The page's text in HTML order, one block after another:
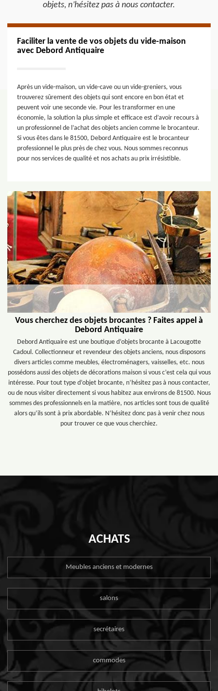
objets, n’hésitez pas à nous contacter.
Faciliter la vente de vos objets du vide-maison
avec Debord Antiquaire
Après un vide-maison, un vide-cave ou un vide-greniers, vous
trouverez sûrement des objets qui sont encore en bon état et
peuvent voir une seconde vie. Pour les transformer en une
économie, la solution la plus simple et efficace est d’avoir recours à
un professionnel de l’achat des objets ancien comme le brocanteur.
Si vous êtes dans le 81500, Debord Antiquaire est le brocanteur
professionnel le plus près de chez vous. Nous sommes reconnus
pour nos services de qualité et nos achats au prix irrésistible.
Vous cherchez des objets brocantes ? Faites appel à
Debord Antiquaire
Debord Antiquaire est une boutique d’objets brocante à Lacougotte
Cadoul. Collectionneur et revendeur des objets anciens, nous disposons
divers articles comme meubles, électroménagers, vaisselles, etc. nous
possédons aussi des objets de décorations maison si vous c’est cela qui vous
intéresse. Pour tout type d’objet brocante, n’hésitez pas à nous contacter,
ou de nous visiter directement si vous habitez aux environs de 81500. Nous
sommes des professionnels en la matière, nos articles sont tous de qualité
alors qu’ils sont à prix abordable. N’hésitez donc pas à venir chez nous
pour trouver ce que vous cherchiez.
ACHATS
Meubles anciens et modernes
salons
secrétaires
commodes